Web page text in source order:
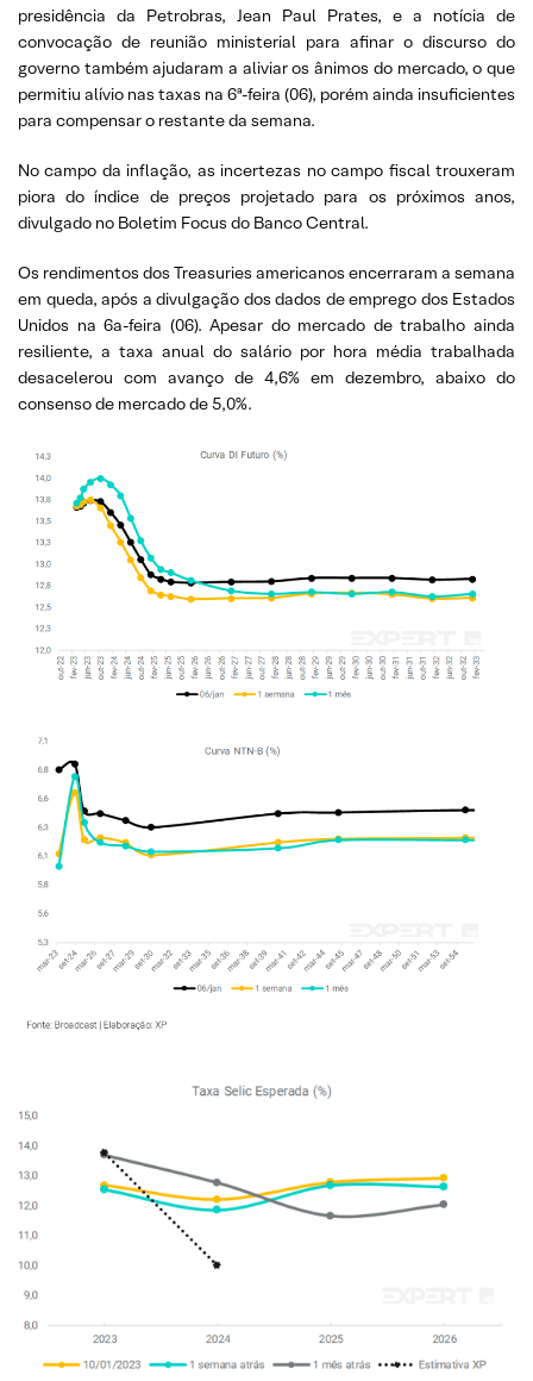
presidência da Petrobras, Jean Paul Prates, e a notícia de
convocação de reunião ministerial para afinar o discurso do
governo também ajudaram a aliviar os ânimos do mercado, o que
permitiu alívio nas taxas na 6ª-feira (06), porém ainda insuficientes
para compensar o restante da semana.
No campo da inflação, as incertezas no campo fiscal trouxeram
piora do índice de preços projetado para os próximos anos,
divulgado no Boletim Focus do Banco Central.
Os rendimentos dos Treasuries americanos encerraram a semana
em queda, após a divulgação dos dados de emprego dos Estados
Unidos na 6a-feira (06). Apesar do mercado de trabalho ainda
resiliente, a taxa anual do salário por hora média trabalhada
desacelerou com avanço de 4,6% em dezembro, abaixo do
consenso de mercado de 5,0%.